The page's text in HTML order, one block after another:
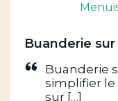
Buanderie
Buanderie
simplifier
sur […]